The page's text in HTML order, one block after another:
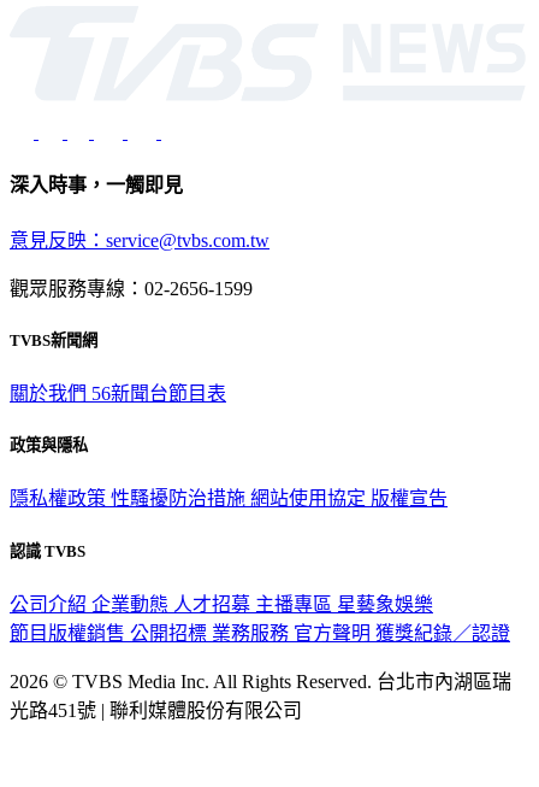
深入時事，一觸即見
意見反映：service@tvbs.com.tw
觀眾服務專線：02-2656-1599
TVBS新聞網
關於我們 56新聞台節目表
政策與隱私
隱私權政策 性騷擾防治措施 網站使用協定 版權宣告
認識 TVBS
公司介紹 企業動態 人才招募 主播專區 星藝象娛樂
節目版權銷售 公開招標 業務服務 官方聲明 獲獎紀錄／認證
2026 © TVBS Media Inc. All Rights Reserved. 台北市內湖區瑞
光路451號 | 聯利媒體股份有限公司